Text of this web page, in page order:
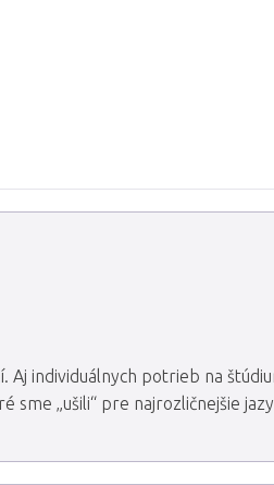
Aj individuálnych potrieb na
sme „ušili“ pre najrozličnejšie